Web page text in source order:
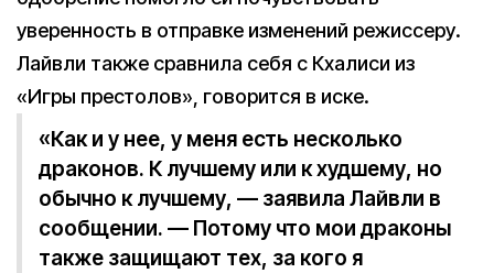
уверенность в отправке изменений режиссеру.
Лайвли также сравнила себя с Кхалиси из
«Игры престолов», говорится в иске.
«Как и у нее, у меня есть несколько
драконов. К лучшему или к худшему, но
обычно к лучшему, — заявила Лайвли в
сообщении. — Потому что мои драконы
также защищают тех, за кого я